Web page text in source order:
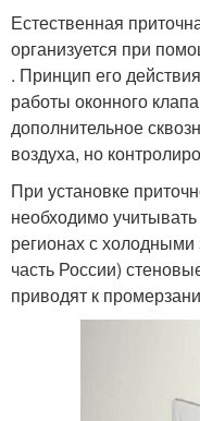
Естественная
организуется при
. Принцип его
работы оконного
дополнительное
воздуха, но
При установке
необходимо
регионах с
часть России)
приводят к